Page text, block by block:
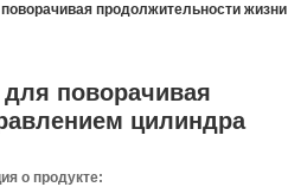
продолжительности жизни
поворачивая
цилиндра
о продукте: